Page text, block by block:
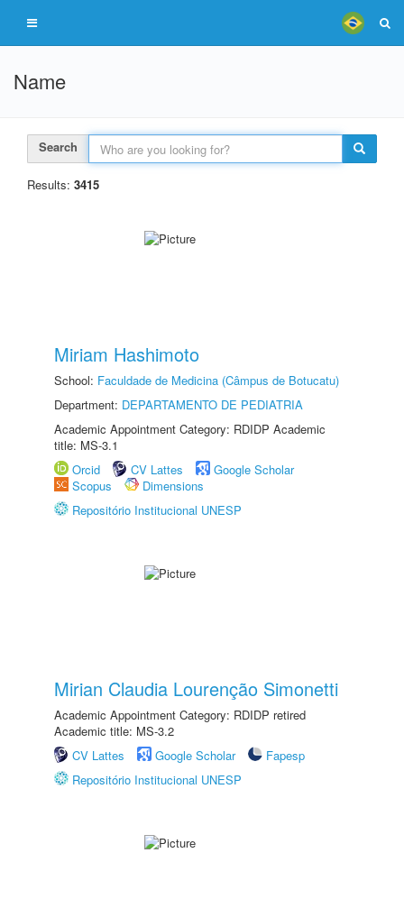
Name
Search
Results: 3415
Miriam Hashimoto
School: Faculdade de Medicina (Câmpus de Botucatu)
Department: DEPARTAMENTO DE PEDIATRIA
Academic Appointment Category: RDIDP Academic
title: MS-3.1
Orcid
CV Lattes
Google Scholar
Scopus
Dimensions
Repositório Institucional UNESP
Mirian Claudia Lourenção Simonetti
Academic Appointment Category: RDIDP retired
Academic title: MS-3.2
CV Lattes
Google Scholar
Fapesp
Repositório Institucional UNESP